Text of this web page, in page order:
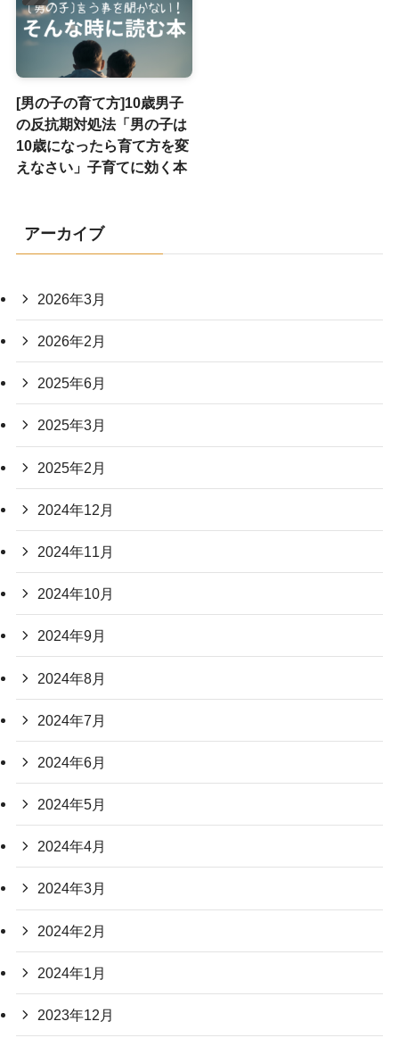
[男の子の育て方]10歳男子
の反抗期対処法「男の子は
10歳になったら育て方を変
えなさい」子育てに効く本
アーカイブ
2026年3月
2026年2月
2025年6月
2025年3月
2025年2月
2024年12月
2024年11月
2024年10月
2024年9月
2024年8月
2024年7月
2024年6月
2024年5月
2024年4月
2024年3月
2024年2月
2024年1月
2023年12月